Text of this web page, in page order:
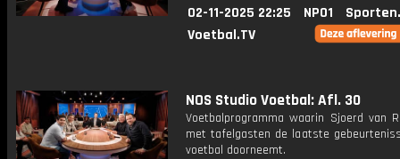
02-11-2025 22:25 NPO1
Voetbal.TV
NOS Studio Voetbal: Afl. 30
Voetbalprogramma waarin Sjoerd van
met tafelgasten de laatste
voetbal doorneemt.